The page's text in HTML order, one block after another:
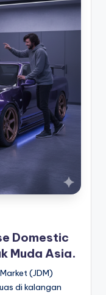
Domestic
Muda Asia.
(JDM)
di kalangan